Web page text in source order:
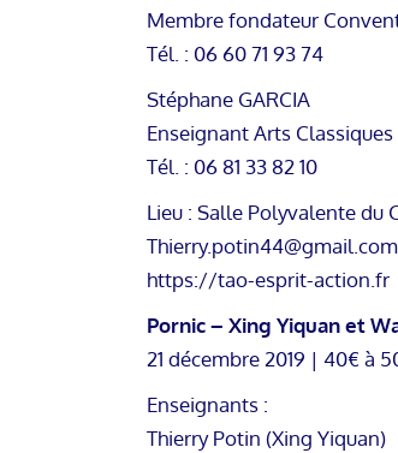
Membre fondateur
Tél. : 06 60 71 93 74
Stéphane GARCIA
Enseignant Arts Classiques
Tél. : 06 81 33 82 10
Lieu : Salle Polyvalente du
Thierry.potin44@gmail.com
https://tao-esprit-action.fr
Pornic – Xing Yiquan et
21 décembre 2019 | 40€ à
Enseignants :
Thierry Potin (Xing Yiquan)